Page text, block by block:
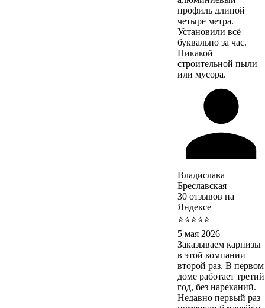
профиль длиной
четыре метра.
Установили всё
буквально за час.
Никакой
строительной пыли
или мусора.
Владислава
Бреславская
30 отзывов на
Яндексе
⭐⭐⭐⭐⭐
5 мая 2026
Заказываем карнизы
в этой компании
второй раз. В первом
доме работает третий
год, без нареканий.
Недавно первый раз